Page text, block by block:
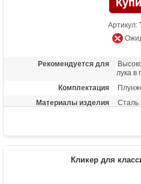
Артикул:
Рекомендуется для
лука в
Комплектация
Материалы изделия
Сталь
Кликер для